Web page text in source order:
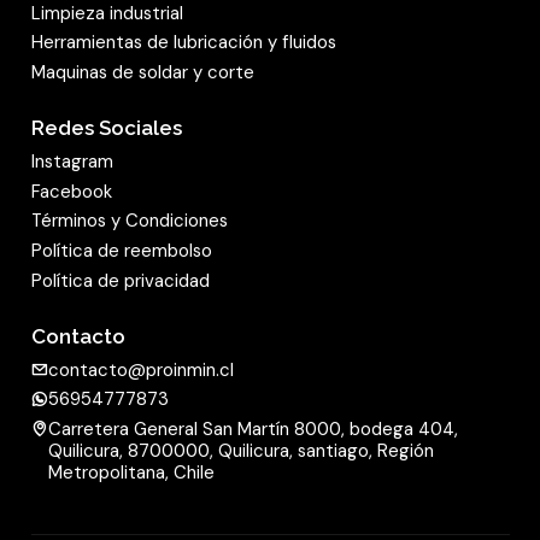
vida útil, además de una relación de precio y
rendimiento ideal. Este producto universal
consigue buenos resultados en diferentes
remoción, pero mira el precio a la hora de
comprar, elige los productos abrasivos de la
línea de productos Extra. Además de los discos
de láminas abrasivos abombados, como el
platos con una forma recta para el lijado plano
y de superficies.
Limpieza industrial
Herramientas de lubricación y fluidos
Maquinas de soldar y corte
Redes Sociales
Instagram
Facebook
Términos y Condiciones
Política de reembolso
Política de privacidad
Contacto
contacto@proinmin.cl
56954777873
Carretera General San Martín 8000, bodega 404,
Quilicura, 8700000, Quilicura, santiago, Región
Metropolitana, Chile